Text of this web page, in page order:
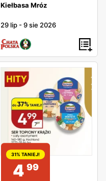
Kiełbasa Mróz
29 lip -9 sie 2026
31% TANIEJ!
4 99